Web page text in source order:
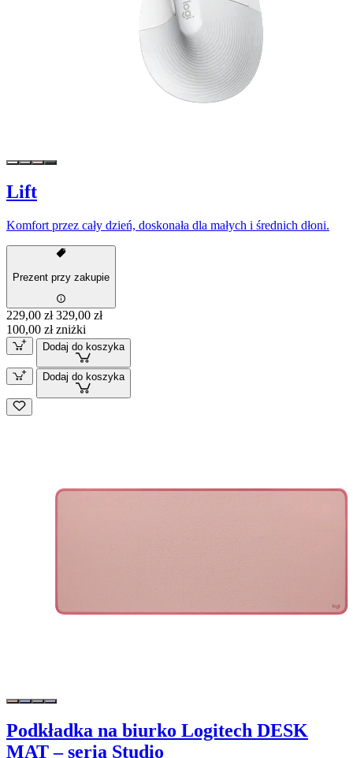
Lift
Komfort przez cały dzień, doskonała dla małych i średnich dłoni.
Prezent przy zakupie
229,00 zł 329,00 zł
100,00 zł zniżki
Dodaj do koszyka
Dodaj do koszyka
Podkładka na biurko Logitech DESK
MAT – seria Studio